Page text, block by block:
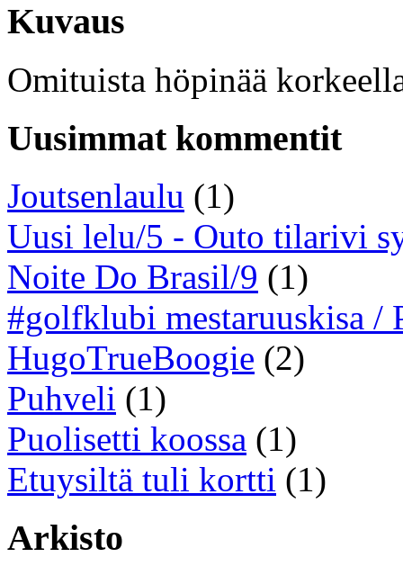
Kuvaus
Omituista höpinää
Uusimmat kommentit
Joutsenlaulu (1)
Uusi lelu/5 - Outo tilarivi
Noite Do Brasil/9 (1)
#golfklubi mestaruuskisa /
HugoTrueBoogie (2)
Puhveli (1)
Puolisetti koossa (1)
Etuysiltä tuli kortti (1)
Arkisto